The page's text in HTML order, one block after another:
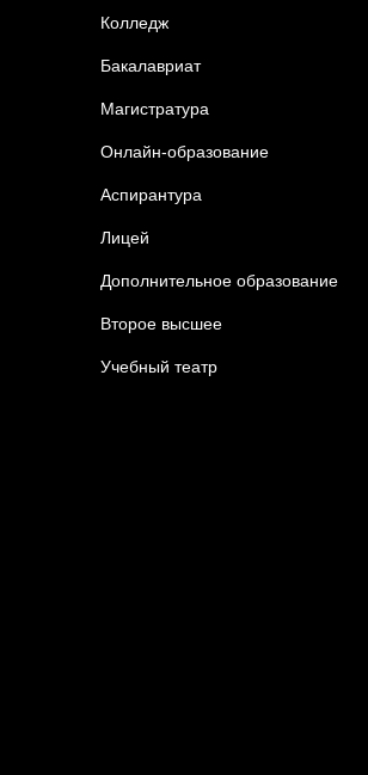
Колледж
Бакалавриат
Магистратура
Онлайн-образование
Аспирантура
Лицей
Дополнительное образование
Второе высшее
Учебный театр